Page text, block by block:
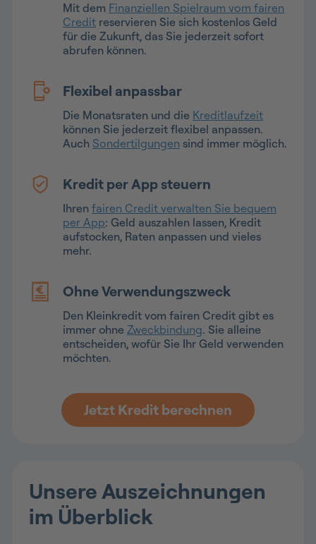
Mit dem Finanziellen Spielraum vom fairen
Credit reservieren Sie sich kostenlos Geld
für die Zukunft, das Sie jederzeit sofort
abrufen können.
Flexibel anpassbar
Die Monatsraten und die Kreditlaufzeit
können Sie jederzeit flexibel anpassen.
Auch Sondertilgungen sind immer möglich.
Kredit per App steuern
Ihren fairen Credit verwalten Sie bequem
per App: Geld auszahlen lassen, Kredit
aufstocken, Raten anpassen und vieles
mehr.
Ohne Verwendungszweck
Den Kleinkredit vom fairen Credit gibt es
immer ohne Zweckbindung. Sie alleine
entscheiden, wofür Sie Ihr Geld verwenden
möchten.
Jetzt Kredit berechnen
Unsere Auszeichnungen
im Überblick